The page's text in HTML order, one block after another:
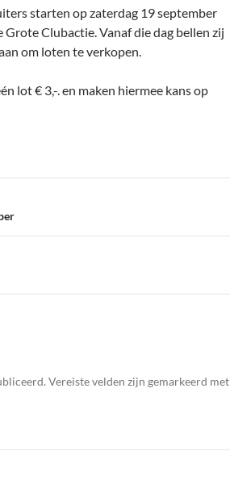
starten op zaterdag 19 september
Clubactie. Vanaf die dag bellen zij
om loten te verkopen.
lot € 3,-. en maken hiermee kans op
Vereiste velden zijn gemarkeerd met